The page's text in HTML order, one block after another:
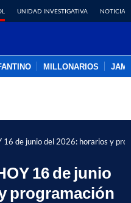
UNIDAD INVESTIGATIVA NOTICIAS
MILLONARIOS
16 de junio del 2026: horarios y
16 de junio
programación